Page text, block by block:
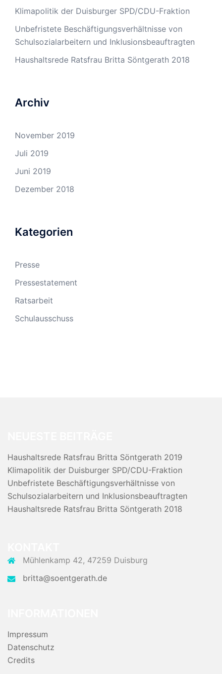
Klimapolitik der Duisburger SPD/CDU-Fraktion
Unbefristete Beschäftigungsverhältnisse von
Schulsozialarbeitern und Inklusionsbeauftragten
Haushaltsrede Ratsfrau Britta Söntgerath 2018
Archiv
November 2019
Juli 2019
Juni 2019
Dezember 2018
Kategorien
Presse
Pressestatement
Ratsarbeit
Schulausschuss
Haushaltsrede Ratsfrau Britta Söntgerath 2019
Klimapolitik der Duisburger SPD/CDU-Fraktion
Unbefristete Beschäftigungsverhältnisse von
Schulsozialarbeitern und Inklusionsbeauftragten
Haushaltsrede Ratsfrau Britta Söntgerath 2018
Mühlenkamp 42, 47259 Duisburg
britta@soentgerath.de
Impressum
Datenschutz
Credits